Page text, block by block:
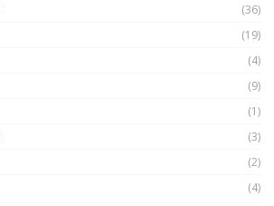
cập Blockchain
& Crypto qua các cuộc chiến | Phổ cập
(36)
(19)
(4)
(9)
(1)
(3)
(2)
(4)